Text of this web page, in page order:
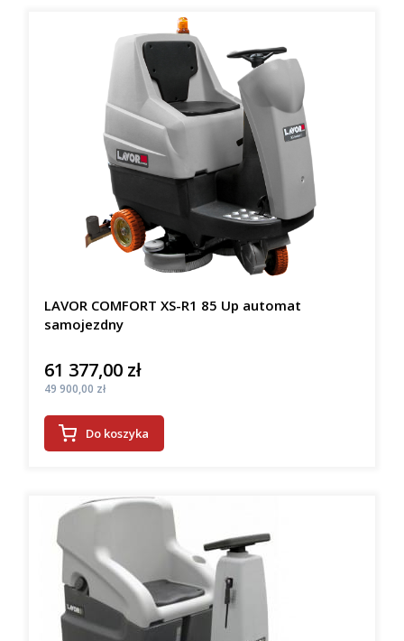
LAVOR COMFORT XS-R1 85 Up automat
samojezdny
Cena
61 377,00 zł
Cena
49 900,00 zł
Do koszyka